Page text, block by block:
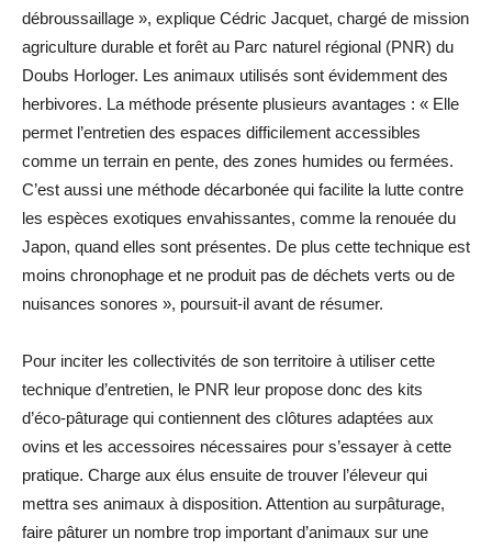
débroussaillage », explique Cédric Jacquet, chargé de mission
agriculture durable et forêt au Parc naturel régional (PNR) du
Doubs Horloger. Les animaux utilisés sont évidemment des
herbivores. La méthode présente plusieurs avantages : « Elle
permet l’entretien des espaces difficilement accessibles
comme un terrain en pente, des zones humides ou fermées.
C’est aussi une méthode décarbonée qui facilite la lutte contre
les espèces exotiques envahissantes, comme la renouée du
Japon, quand elles sont présentes. De plus cette technique est
moins chronophage et ne produit pas de déchets verts ou de
nuisances sonores », poursuit-il avant de résumer.
Pour inciter les collectivités de son territoire à utiliser cette
technique d’entretien, le PNR leur propose donc des kits
d’éco-pâturage qui contiennent des clôtures adaptées aux
ovins et les accessoires nécessaires pour s’essayer à cette
pratique. Charge aux élus ensuite de trouver l’éleveur qui
mettra ses animaux à disposition. Attention au surpâturage,
faire pâturer un nombre trop important d’animaux sur une